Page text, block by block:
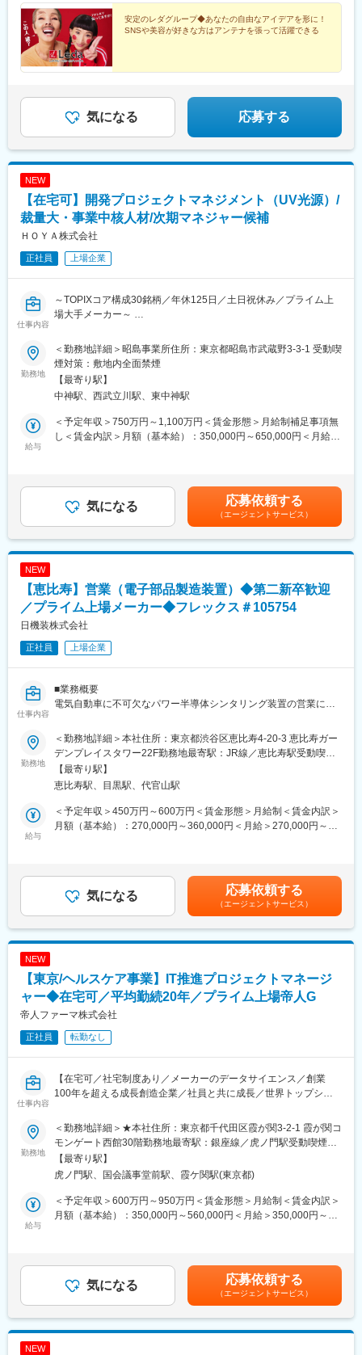
安定のレダグループ◆あなたの自由なアイデアを形に！
SNSや美容が好きな方はアンテナを張って活躍できる
気になる 応募する
NEW
【在宅可】開発プロジェクトマネジメント（UV光源）/
裁量大・事業中核人材/次期マネジャー候補
ＨＯＹＡ株式会社
正社員 上場企業
仕事内容
～TOPIXコア構成30銘柄／年休125日／土日祝休み／プライム上
場大手メーカー～
■ポジション概要：
光源製品（主にUV光源）の開発プロジェクトをリードいただきま
す。製品企画から量産立上げまで関与し、技術・事業の両面から
推進するポジションです。 単なるPMではなく「事業を前に進め
る役割」を担い、企画段階から意思決定に関与しながら主体的に
プロジェクトをリードいただきます。
「製品全体に関わりたい」「調整に留まらず意思決定したい」と
いう方に適した環境です。 高収益・高付加価値事業を背景とした
■業務詳細：
・開発プロジェクト統括（UV光源）
■ポジションの特徴：
・企画段階からの意思決定関与
・製品ライフサイクル全体への関与
・少数精鋭で事業に直結する裁量
・光学・電気・機構を横断した開発
少数精鋭（約8名）の組織において、プロジェクトの中核としてリ
ーダーシップを発揮いただきます。
■就労環境：
・在宅勤務可 ：業務に応じて適用
・フレックスタイム制：コアタイムなし
・平均残業 ：20～30時間／月程度
・有給取得率 ：約68％（25年度全社実績）
■入社後の流れ：
■キャリアパス：
本ポジションは次期マネジャー候補としての採用です。
お任せします。
HOYA株式会社 オプティクス部門には光源製品、光学ガラス、
特殊ガラス等の事業がありますが、今回人材を募集しているのは
「光源製品事業」です。
接着、工業用印刷などに用いられています。
近年はLED光源技術を活かし、新領域への展開も進めています。
勤務地
＜勤務地詳細＞昭島事業所住所：東京都昭島市武蔵野3-3-1 受動喫
煙対策：敷地内全面禁煙
【最寄り駅】
中神駅、西武立川駅、東中神駅
給与
＜予定年収＞750万円～1,100万円＜賃金形態＞月給制補足事項無
し＜賃金内訳＞月額（基本給）：350,000円～650,000円＜月給＞
与年2回）賃金はあくまでも目安の金額であり、選考を通じて上下
する可能性があります。月給(月額)は固定手当を含めた表記です。
気になる 応募依頼する
（エージェントサービス）
NEW
【恵比寿】営業（電子部品製造装置）◆第二新卒歓迎
／プライム上場メーカー◆フレックス＃105754
日機装株式会社
正社員 上場企業
仕事内容
■業務概要
電気自動車に不可欠なパワー半導体シンタリング装置の営業に携
既存の電子部品製造装置に加え、最先端デバイスを製造する装置
で新しい柱を立ち上げる役割をお任せします。
ファインセラミック事業における製造装置の営業を担当し、既
存・新規のお客様へアポ取りを実施しPR・受注などの営業活動を
行う。
■業務詳細
半導体生産における後工程製造装置・電子部品製造装置の営業業
注～回収まで行う。
※半導体における後工程・電子部品製造会社を中心に、数十社程度
のお客様をご担当いただく予定です
（4）営業-技術・製造・サービスとのコミュニケーションを通じ
た連携とお客様対応
【担当製品】
3Dシンタ・ダイボンダ・温水ラミネータ中心
エリア：東日本全域を担当（週１回程度の宿泊を伴う出張あり）
在宅勤務：可（週1回程度）
■当社について
当社は「いのち」と「環境」を原点として、ものづくりを行う東
証プライム市場上場メーカーです。
世界屈指の「流体制御」技術を強みに、社会インフラや人々の暮
らしを支えています。
多数のトップ級シェア製品を有する一方、新規事業にも積極的に
変更の範囲：会社の定める業務
勤務地
＜勤務地詳細＞本社住所：東京都渋谷区恵比寿4-20-3 恵比寿ガー
デンプレイスタワー22F勤務地最寄駅：JR線／恵比寿駅受動喫煙
対策：屋内全面禁煙変更の範囲：会社の定める事業所（リモート
ワーク含む）
【最寄り駅】
恵比寿駅、目黒駅、代官山駅
給与
＜予定年収＞450万円～600万円＜賃金形態＞月給制＜賃金内訳＞
月額（基本給）：270,000円～360,000円＜月給＞270,000円～
あくまでも目安の金額であり、選考を通じて上下する可能性があ
ります。月給(月額)は固定手当を含めた表記です。
気になる 応募依頼する
（エージェントサービス）
NEW
【東京/ヘルスケア事業】IT推進プロジェクトマネージ
ャー◆在宅可／平均勤続20年／プライム上場帝人G
帝人ファーマ株式会社
正社員 転勤なし
仕事内容
【在宅可／社宅制度あり／メーカーのデータサイエンス／創業
100年を超える成長創造企業／社員と共に成長／世界トップシェ
■募集背景
当社では、事業固有で業務システムや営業ツールをスクラッチ開
発しております。システムの実装には、システム利用者や業務推
進をする部署等、様々な方の声を拾い上げ実装することが必要な
ため、これまで社内の様々なステークホルダーの方との折衝・交
渉を進めながらシステム構築・運用を実装されてきた方を求めて
おります。
PL経験者を募集します。主な役割は下記になります。
・社内業務システムの現システムの仕様の把握、業務改善と新シ
ステムへの要件整理
勤務地
＜勤務地詳細＞★本社住所：東京都千代田区霞が関3-2-1 霞が関コ
モンゲート西館30階勤務地最寄駅：銀座線／虎ノ門駅受動喫煙対
策：屋内全面禁煙変更の範囲：会社の定める事業所（リモートワ
ーク含む）
【最寄り駅】
虎ノ門駅、国会議事堂前駅、霞ケ関駅(東京都)
給与
＜予定年収＞600万円～950万円＜賃金形態＞月給制＜賃金内訳＞
月額（基本給）：350,000円～560,000円＜月給＞350,000円～
性があります。月給(月額)は固定手当を含めた表記です。
気になる 応募依頼する
（エージェントサービス）
NEW